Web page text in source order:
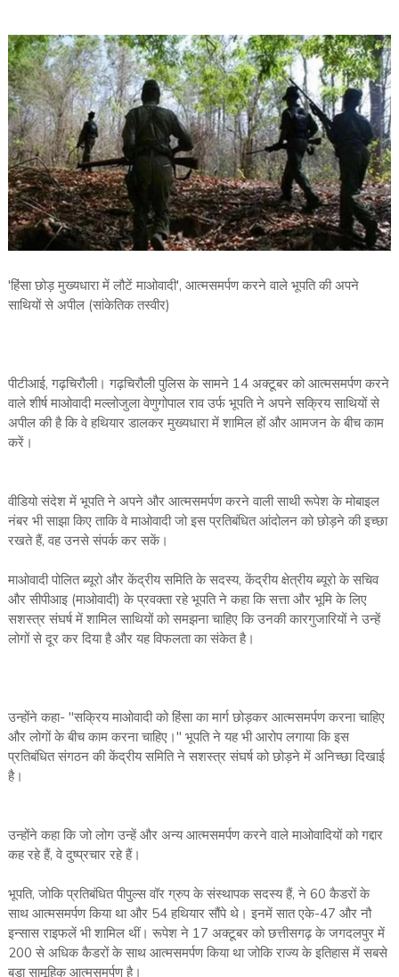
'हिंसा छोड़ मुख्यधारा में लौटें माओवादी', आत्मसमर्पण करने वाले भूपति की अपने
साथियों से अपील (सांकेतिक तस्वीर)
पीटीआई, गढ़चिरौली। गढ़चिरौली पुलिस के सामने 14 अक्टूबर को आत्मसमर्पण करने
वाले शीर्ष माओवादी मल्लोजुला वेणुगोपाल राव उर्फ भूपति ने अपने सक्रिय साथियों से
अपील की है कि वे हथियार डालकर मुख्यधारा में शामिल हों और आमजन के बीच काम
करें।
वीडियो संदेश में भूपति ने अपने और आत्मसमर्पण करने वाली साथी रूपेश के मोबाइल
नंबर भी साझा किए ताकि वे माओवादी जो इस प्रतिबंधित आंदोलन को छोड़ने की इच्छा
रखते हैं, वह उनसे संपर्क कर सकें।
माओवादी पोलित ब्यूरो और केंद्रीय समिति के सदस्य, केंद्रीय क्षेत्रीय ब्यूरो के सचिव
और सीपीआइ (माओवादी) के प्रवक्ता रहे भूपति ने कहा कि सत्ता और भूमि के लिए
सशस्त्र संघर्ष में शामिल साथियों को समझना चाहिए कि उनकी कारगुजारियों ने उन्हें
लोगों से दूर कर दिया है और यह विफलता का संकेत है।
उन्होंने कहा- ''सक्रिय माओवादी को हिंसा का मार्ग छोड़कर आत्मसमर्पण करना चाहिए
और लोगों के बीच काम करना चाहिए।'' भूपति ने यह भी आरोप लगाया कि इस
प्रतिबंधित संगठन की केंद्रीय समिति ने सशस्त्र संघर्ष को छोड़ने में अनिच्छा दिखाई
है।
उन्होंने कहा कि जो लोग उन्हें और अन्य आत्मसमर्पण करने वाले माओवादियों को गद्दार
कह रहे हैं, वे दुष्प्रचार रहे हैं।
भूपति, जोकि प्रतिबंधित पीपुल्स वॉर ग्रुप के संस्थापक सदस्य हैं, ने 60 कैडरों के
साथ आत्मसमर्पण किया था और 54 हथियार सौंपे थे। इनमें सात एके-47 और नौ
इन्सास राइफलें भी शामिल थीं। रूपेश ने 17 अक्टूबर को छत्तीसगढ़ के जगदलपुर में
200 से अधिक कैडरों के साथ आत्मसमर्पण किया था जोकि राज्य के इतिहास में सबसे
बड़ा सामूहिक आत्मसमर्पण है।